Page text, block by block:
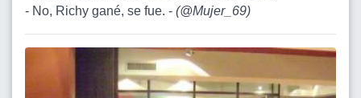
- No, Richy gané, se fue. - (@Mujer_69)